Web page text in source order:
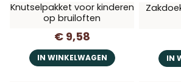
Knutselpakket voor kinderen
op bruiloften
€ 9,58
IN WINKELWAGEN IN